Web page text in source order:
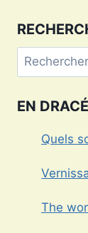
Rechercher :
EN
Quels
The